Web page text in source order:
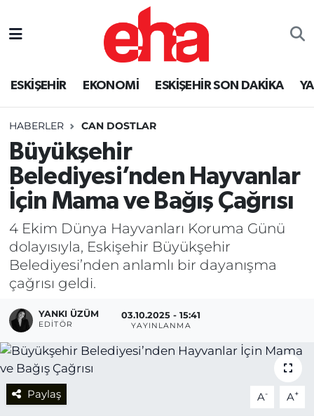
ESKİŞEHİR EKONOMİ ESKİŞEHİR SON DAKİKA
HABERLER CAN DOSTLAR
Büyükşehir
Belediyesi’nden Hayvanlar
İçin Mama ve Bağış Çağrısı
4 Ekim Dünya Hayvanları Koruma Günü
dolayısıyla, Eskişehir Büyükşehir
Belediyesi’nden anlamlı bir dayanışma
çağrısı geldi.
YANKI ÜZÜM
EDITÖR
03.10.2025 - 15:41
YAYINLANMA
Paylaş A- A+